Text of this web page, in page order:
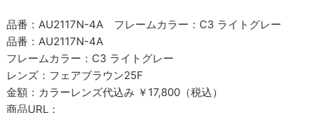
品番：AU2117N-4A フレームカラー：C3 ライトグレー
品番：AU2117N-4A
フレームカラー：C3 ライトグレー
レンズ：フェアブラウン25F
金額：カラーレンズ代込み ￥17,800（税込）
商品URL：